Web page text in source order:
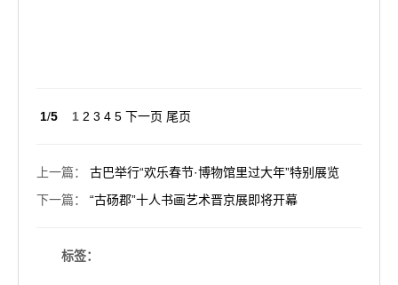
1/5 1 2 3 4 5 下一页 尾页
上一篇： 古巴举行“欢乐春节·博物馆里过大年”特别展览
下一篇： “古砀郡”十人书画艺术晋京展即将开幕
标签：